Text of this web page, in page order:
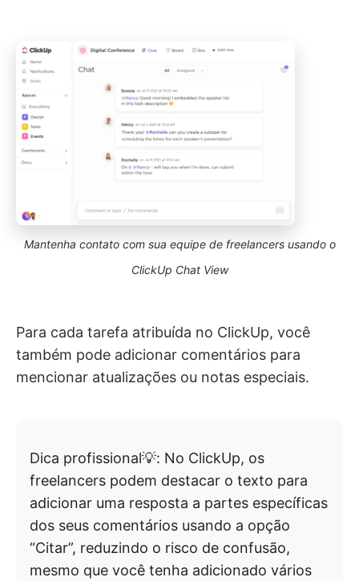
Mantenha contato com sua equipe de freelancers usando o
ClickUp Chat View
Para cada tarefa atribuída no ClickUp, você
também pode adicionar comentários para
mencionar atualizações ou notas especiais.
Dica profissional💡: No ClickUp, os
freelancers podem destacar o texto para
adicionar uma resposta a partes específicas
dos seus comentários usando a opção
“Citar”, reduzindo o risco de confusão,
mesmo que você tenha adicionado vários